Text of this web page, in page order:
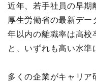
近年、若手社員の早期
厚生労働省の最新デ
年以内の離職率は高
と、いずれも高い水準
多くの企業がキャリ